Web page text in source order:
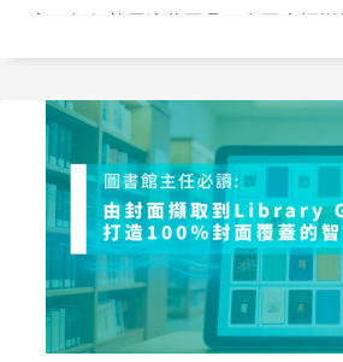
長服務時間，是近年的重要課題。